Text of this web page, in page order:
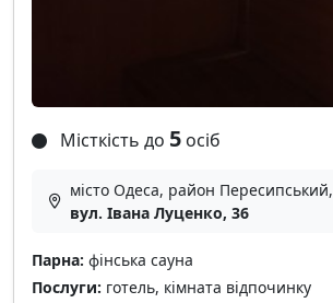
Місткість до 5 осіб
місто Одеса, район Пересипський,
вул. Івана Луценко, 36
Парна: фінська сауна
Послуги: готель, кімната відпочинку